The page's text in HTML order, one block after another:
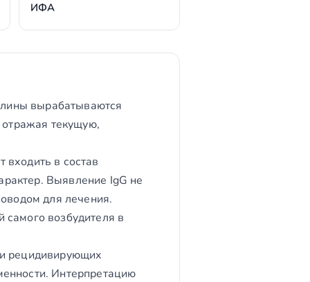
ИФА
вырабатываются
отражая текущую,
в состав
Выявление IgG не
для лечения.
возбудителя в
рецидивирующих
Интерпретацию